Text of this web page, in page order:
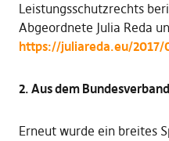
Leistungsschutzrechts
Abgeordnete Julia Reda
https://juliareda.eu/
2. Aus dem Bundesverband
Erneut wurde ein breites